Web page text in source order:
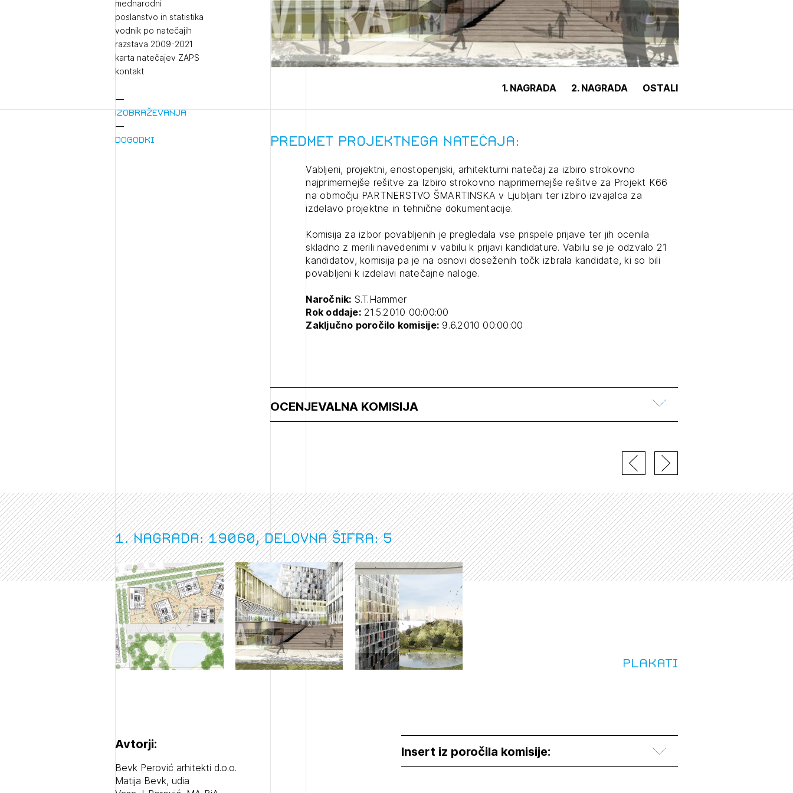
projektiranje
Strokovna pomoč
Za investitorje
urbanisti
1. NAGRADA 2. NAGRADA OSTALI
mednarodni
poslanstvo in statistika
vodnik po natečajih
razstava 2009-2021
karta natečajev ZAPS
kontakt
Izobraževanja
Dogodki Predmet projektnega natečaja:
Vabljeni, projektni, enostopenjski, arhitekturni natečaj za izbiro strokovno
najprimernejše rešitve za Izbiro strokovno najprimernejše rešitve za Projekt K66
na območju PARTNERSTVO ŠMARTINSKA v Ljubljani ter izbiro izvajalca za
izdelavo projektne in tehnične dokumentacije.
Komisija za izbor povabljenih je pregledala vse prispele prijave ter jih ocenila
skladno z merili navedenimi v vabilu k prijavi kandidature. Vabilu se je odzvalo 21
kandidatov, komisija pa je na osnovi doseženih točk izbrala kandidate, ki so bili
povabljeni k izdelavi natečajne naloge.
Naročnik: S.T.Hammer
Rok oddaje:21.5.2010 00:00:00
Zaključno poročilo komisije: 9.6.2010 00:00:00
OCENJEVALNA KOMISIJA
1. nagrada: 19060, delovna šifra: 5
Plakati
Avtorji:
Bevk Perović arhitekti d.o.o.
Matija Bevk, udia
Insert iz poročila komisije: